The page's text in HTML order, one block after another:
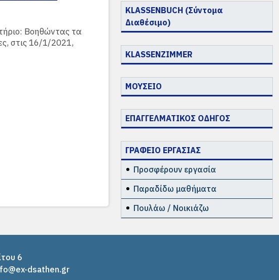
Βοηθώντας τα
στις 16/1/2021,
KLASSENBUCH (Σύντομα
Διαθέσιμο)
KLASSENZIMMER
ΜΟΥΣΕΙΟ
ΕΠΑΓΓΕΛΜΑΤΙΚΟΣ ΟΔΗΓΟΣ
ΓΡΑΦΕΙΟ ΕΡΓΑΣΙΑΣ
Προσφέρουν εργασία
Παραδίδω μαθήματα
Πουλάω / Νοικιάζω
6
dsathen.gr